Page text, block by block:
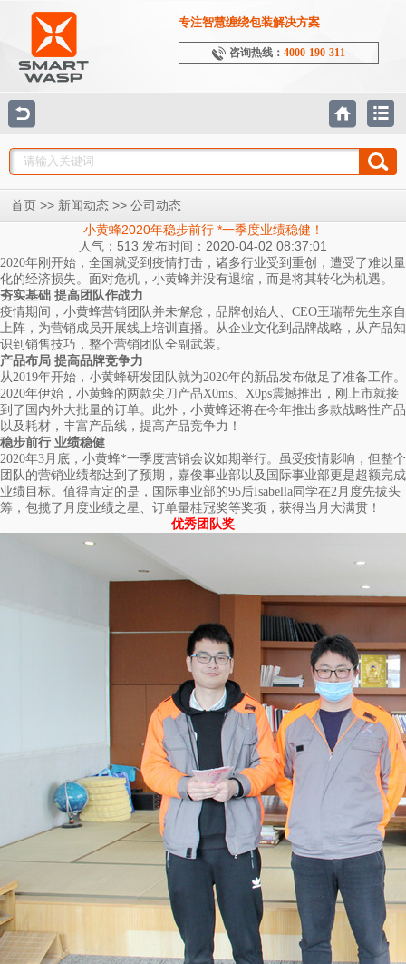
专注智慧缠绕包装解决方案
咨询热线： 4000-190-311
首页 >> 新闻动态 >> 公司动态
小黄蜂2020年稳步前行 *一季度业绩稳健！
人气：513 发布时间：2020-04-02 08:37:01
2020年刚开始，全国就受到疫情打击，诸多行业受到重创，遭受了难以量
化的经济损失。面对危机，小黄蜂并没有退缩，而是将其转化为机遇。
夯实基础 提高团队作战力
疫情期间，小黄蜂营销团队并未懈怠，品牌创始人、CEO王瑞帮先生亲自
上阵，为营销成员开展线上培训直播。从企业文化到品牌战略，从产品知
识到销售技巧，整个营销团队全副武装。
产品布局 提高品牌竞争力
从2019年开始，小黄蜂研发团队就为2020年的新品发布做足了准备工作。
2020年伊始，小黄蜂的两款尖刀产品X0ms、X0ps震撼推出，刚上市就接
到了国内外大批量的订单。此外，小黄蜂还将在今年推出多款战略性产品
以及耗材，丰富产品线，提高产品竞争力！
稳步前行 业绩稳健
2020年3月底，小黄蜂*一季度营销会议如期举行。虽受疫情影响，但整个
团队的营销业绩都达到了预期，嘉俊事业部以及国际事业部更是超额完成
业绩目标。值得肯定的是，国际事业部的95后Isabella同学在2月度先拔头
筹，包揽了月度业绩之星、订单量桂冠奖等奖项，获得当月大满贯！
优秀团队奖